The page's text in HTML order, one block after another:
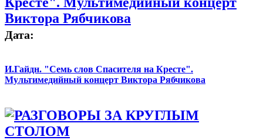
Дата:
И.Гайдн. "Семь слов Спасителя на Кресте".
Мультимедийный концерт Виктора Рябчикова